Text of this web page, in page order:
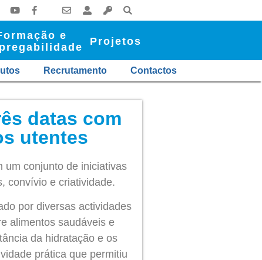
e
Projetos
Recrutamento Contactos
datas com
utentes
um conjunto de iniciativas
convívio e criatividade.
por diversas actividades
alimentos saudáveis e
da hidratação e os
prática que permitiu